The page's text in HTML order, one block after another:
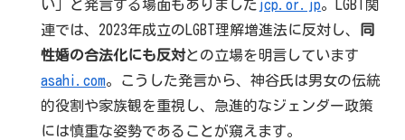
い」と発言する場面もありました jcp.or.jp。LGBT関
連では、2023年成立のLGBT理解増進法に反対し、
同
性婚の合法化にも反対との立場を明言しています
asahi.com。こうした発言から、神谷氏は男女の伝統
的役割や家族観を重視し、急進的なジェンダー政策
には慎重な姿勢であることが窺えます。